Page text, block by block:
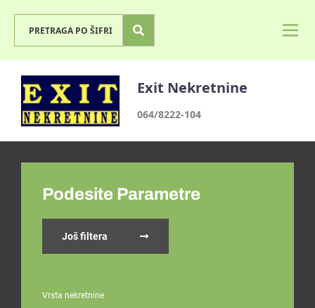
Exit Nekretnine
064/8222-104
Podesite Parametre
Još filtera
Vrsta nekretnine